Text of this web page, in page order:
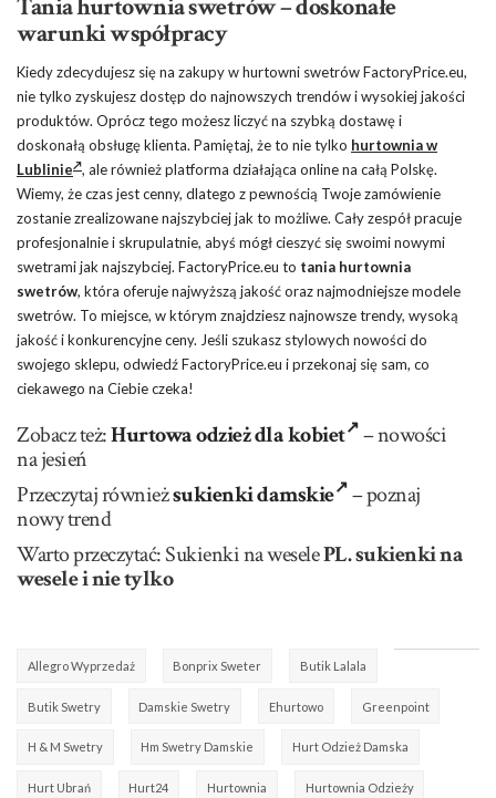
Tania hurtownia swetrów – doskonałe
warunki współpracy
Kiedy zdecydujesz się na zakupy w hurtowni swetrów FactoryPrice.eu,
nie tylko zyskujesz dostęp do najnowszych trendów i wysokiej jakości
produktów. Oprócz tego możesz liczyć na szybką dostawę i
doskonałą obsługę klienta. Pamiętaj, że to nie tylko hurtownia w
Lublinie , ale również platforma działająca online na całą Polskę.
Wiemy, że czas jest cenny, dlatego z pewnością Twoje zamówienie
zostanie zrealizowane najszybciej jak to możliwe. Cały zespół pracuje
profesjonalnie i skrupulatnie, abyś mógł cieszyć się swoimi nowymi
swetrami jak najszybciej. FactoryPrice.eu to tania hurtownia
swetrów, która oferuje najwyższą jakość oraz najmodniejsze modele
swetrów. To miejsce, w którym znajdziesz najnowsze trendy, wysoką
jakość i konkurencyjne ceny. Jeśli szukasz stylowych nowości do
swojego sklepu, odwiedź FactoryPrice.eu i przekonaj się sam, co
ciekawego na Ciebie czeka!
Zobacz też:Hurtowa odzież dla kobiet – nowości
na jesień
Przeczytaj równieżsukienki damskie
– poznaj
nowy trend
Warto przeczytać: Sukienki na weselePL.sukienki na
wesele i nie tylko
Allegro Wyprzedaż Bonprix Sweter Butik Lalala
Butik Swetry Damskie Swetry Ehurtowo Greenpoint
H & M Swetry Hm Swetry Damskie Hurt Odzież Damska
Hurt Ubrań Hurt24 Hurtownia Hurtownia Odzieży